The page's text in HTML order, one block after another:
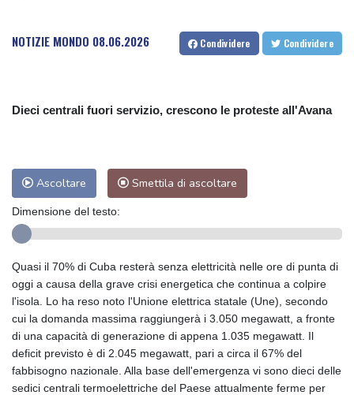
NOTIZIE MONDO 08.06.2026 Condividere Condividere
Dieci centrali fuori servizio, crescono le proteste all'Avana
Ascoltare Smettila di ascoltare
Dimensione del testo:
Quasi il 70% di Cuba resterà senza elettricità nelle ore di punta di
oggi a causa della grave crisi energetica che continua a colpire
l'isola. Lo ha reso noto l'Unione elettrica statale (Une), secondo
cui la domanda massima raggiungerà i 3.050 megawatt, a fronte
di una capacità di generazione di appena 1.035 megawatt. Il
deficit previsto è di 2.045 megawatt, pari a circa il 67% del
fabbisogno nazionale. Alla base dell'emergenza vi sono dieci delle
sedici centrali termoelettriche del Paese attualmente ferme per